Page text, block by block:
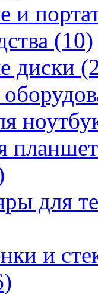
и
(10)
диски
для
и